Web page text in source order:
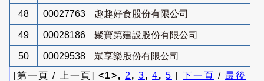
48 00027763 趣趣好食股份有限公司
49 00028186 聚寶第建設股份有限公司
50 00029538
眾享樂股份有限公司
[第一頁 / 上一頁] <1>, 2 , 3, 4, 5 [ 下一頁 / 最後